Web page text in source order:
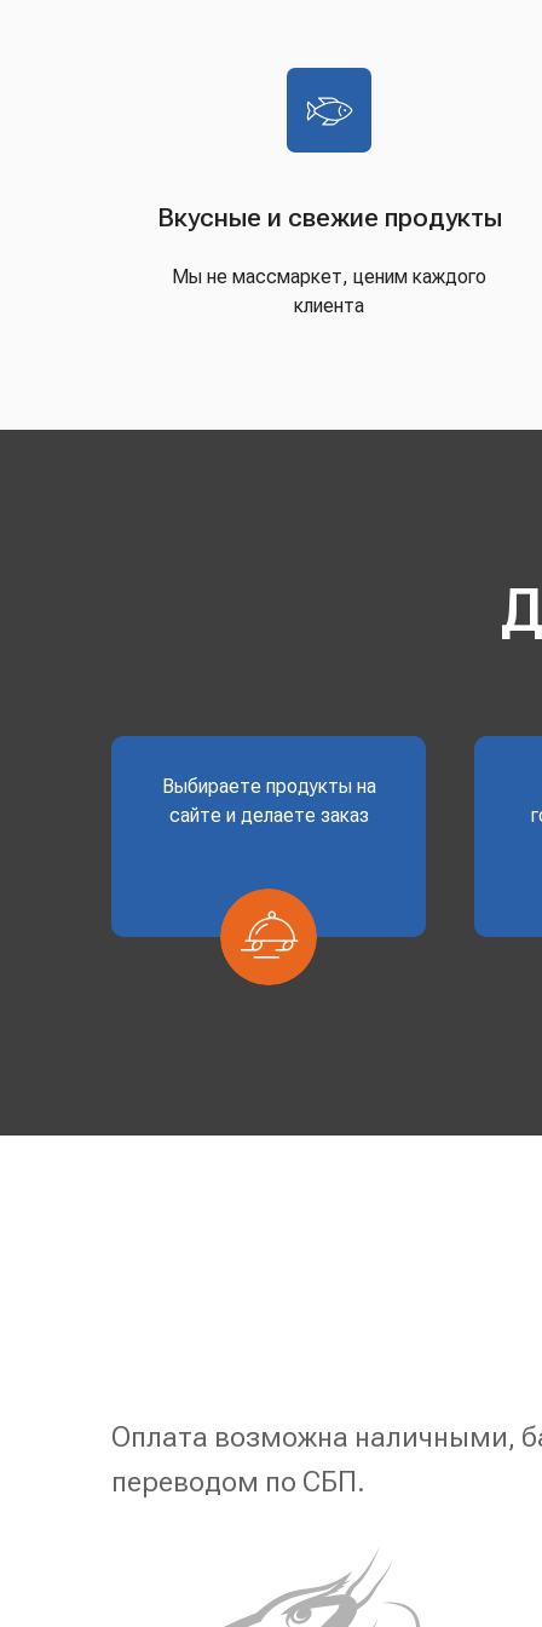
Вкусные и свежие продукты
Мы не массмаркет, ценим каждого
клиента
Выбираете продукты на
сайте и делаете заказ
Оплата возможна наличными,
переводом по СБП.